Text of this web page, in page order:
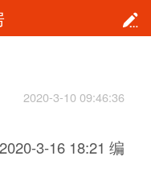
2020-3-10 09:46:36
3-16 18:21 编